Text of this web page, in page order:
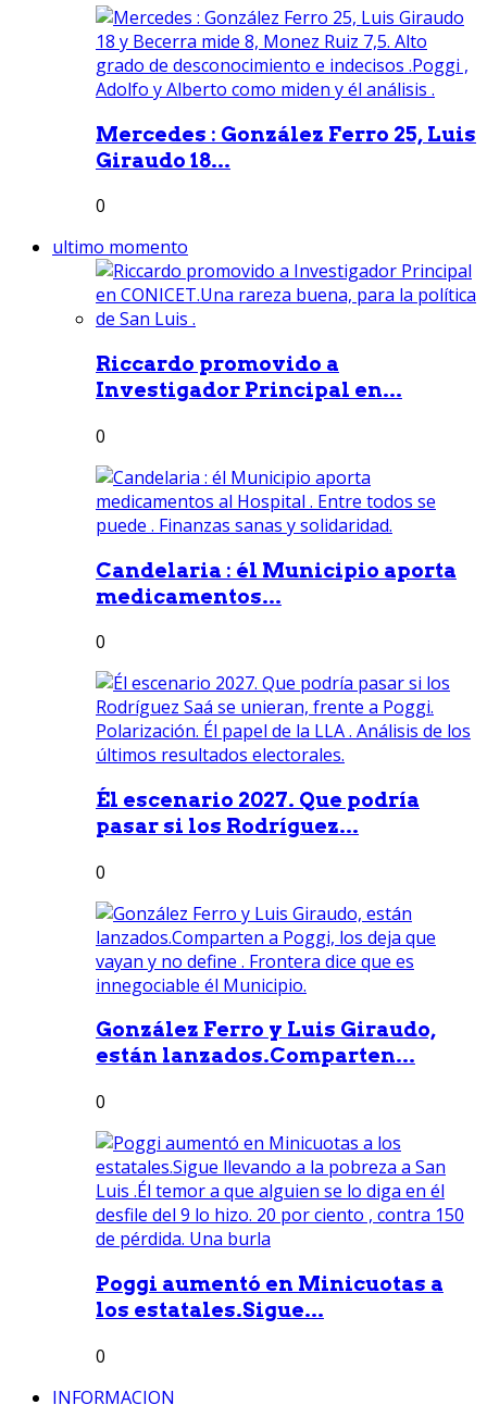
Mercedes : González Ferro 25, Luis
Giraudo 18...
0
ultimo momento
Riccardo promovido a
Investigador Principal en...
0
Candelaria : él Municipio aporta
medicamentos...
0
Él escenario 2027. Que podría
pasar si los Rodríguez...
0
González Ferro y Luis Giraudo,
están lanzados.Comparten...
0
Poggi aumentó en Minicuotas a
los estatales.Sigue...
0
INFORMACION